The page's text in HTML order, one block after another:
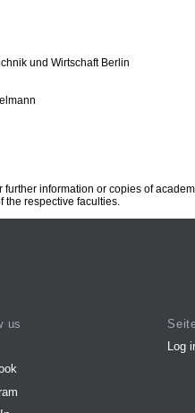
und Wirtschaft Berlin
information or copies of
the respective faculties.
us
Log